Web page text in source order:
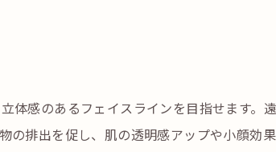
れ
体感のあるフェイスラインを目指せます。
の排出を促し、肌の透明感アップや小顔効